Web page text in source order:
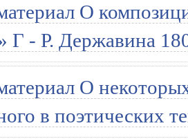
О
Г - Р. Державина
О
в поэтических